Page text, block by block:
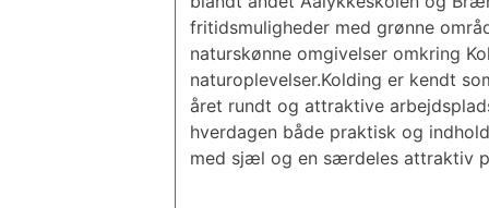
fritidsmuligheder med grønne
naturskønne omgivelser omkring
naturoplevelser.Kolding er kendt
året rundt og attraktive
hverdagen både praktisk og
med sjæl og en særdeles attraktiv